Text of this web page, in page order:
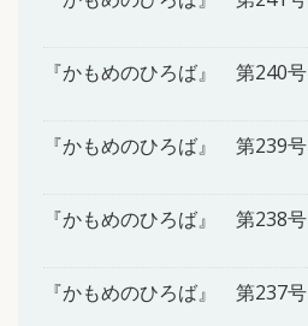
『かもめのひろば』 第240号
『かもめのひろば』 第239号
『かもめのひろば』 第238号
『かもめのひろば』 第237号